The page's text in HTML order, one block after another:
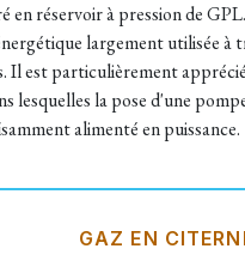
en réservoir à pression de
largement utilisée à
est particulièrement
lesquelles la pose d'une
alimenté en puissance.
GAZ EN